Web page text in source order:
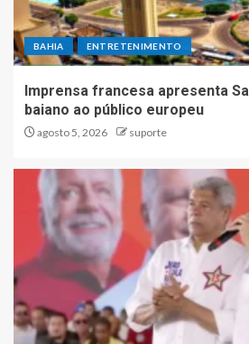
BAHIA ENTRETENIMENTO
Imprensa francesa apresenta
baiano ao público europeu
agosto 5, 2026 suporte